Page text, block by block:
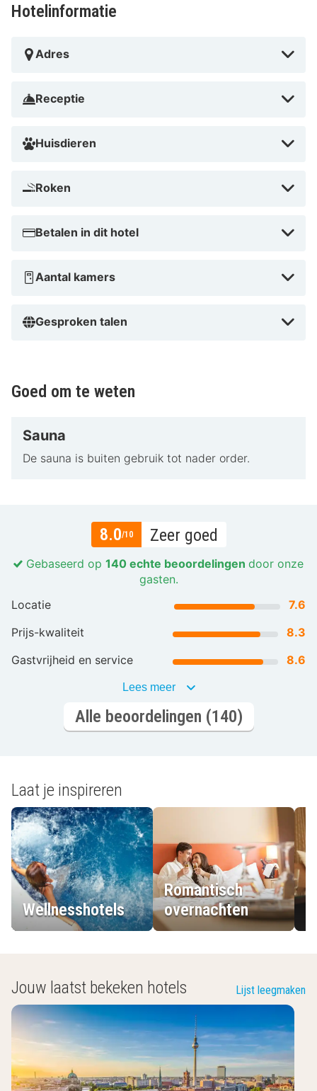
Hotelinformatie
Adres
Receptie
Huisdieren
Roken
Betalen in dit hotel
Aantal kamers
Gesproken talen
Goed om te weten
Sauna
De sauna is buiten gebruik tot nader order.
8.0/10 Zeer goed
Gebaseerd op 140 echte beoordelingen door onze
gasten.
Locatie
7.6
Prijs-kwaliteit
8.3
Gastvrijheid en service
8.6
Lees meer
Alle beoordelingen (140)
Laat je inspireren
Wellnesshotels
Romantisch
overnachten
Jouw laatst bekeken hotels Lijst leegmaken